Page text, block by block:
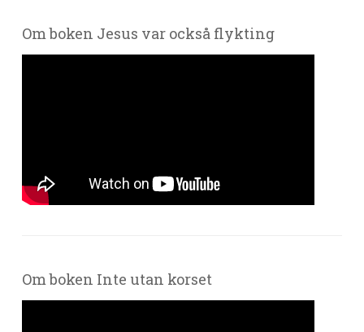
Om boken Jesus var också flykting
Om boken Inte utan korset